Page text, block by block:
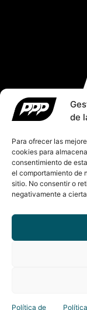
de
Para ofrecer las
cookies para
consentimiento de
el comportamiento de
sitio. No consentir o
negativamente a
Política de